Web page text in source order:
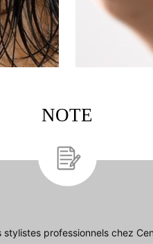
NOTE
professionnels chez